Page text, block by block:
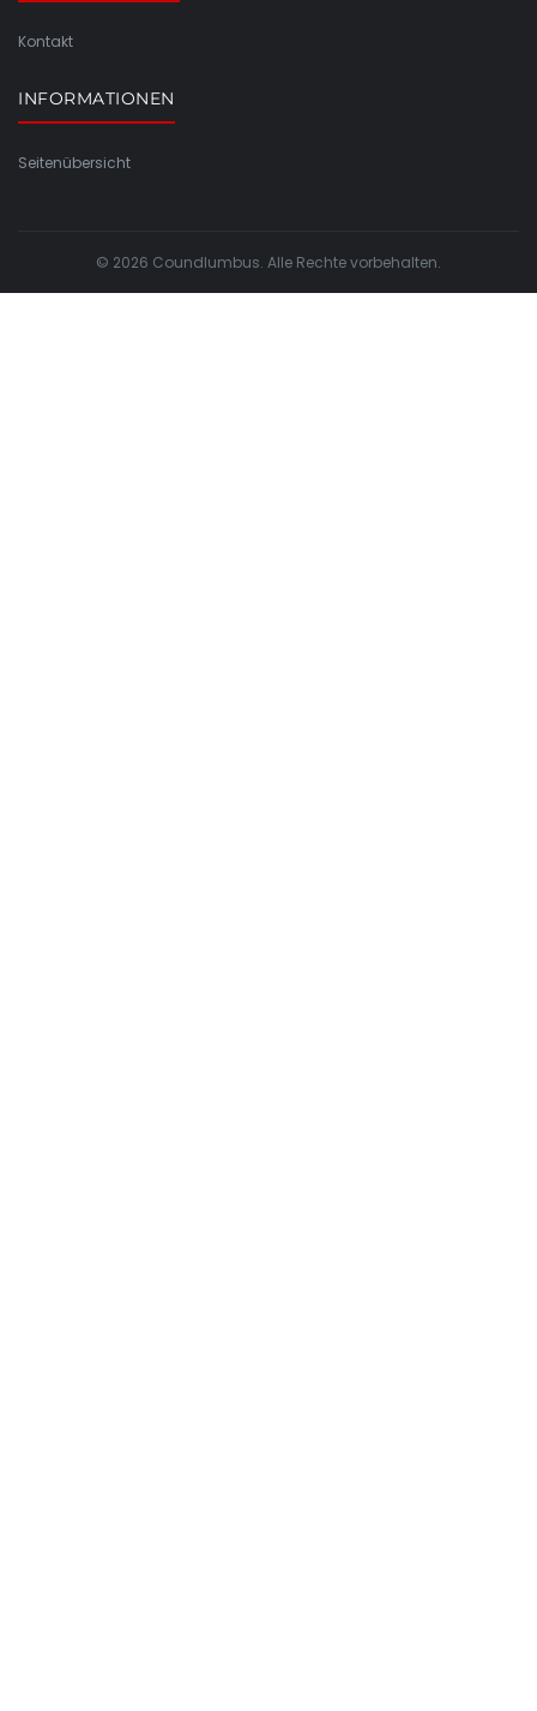
Kontakt
INFORMATIONEN
Seitenübersicht
© 2026 Coundlumbus. Alle Rechte vorbehalten.